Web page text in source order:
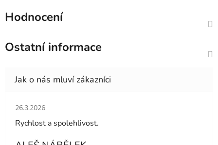
Hodnocení
Ostatní informace
Hodnocení obchodu je 5 z 5 hvězdiček.
26.3.2026
Rychlost a spolehlivost.